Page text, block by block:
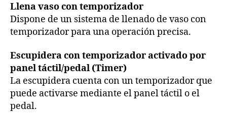
Llena vaso con temporizador
Dispone de un sistema de llenado de vaso con
temporizador para una operación precisa.
Escupidera con temporizador activado por
panel táctil/pedal (Timer)
La escupidera cuenta con un temporizador que
puede activarse mediante el panel táctil o el
pedal.